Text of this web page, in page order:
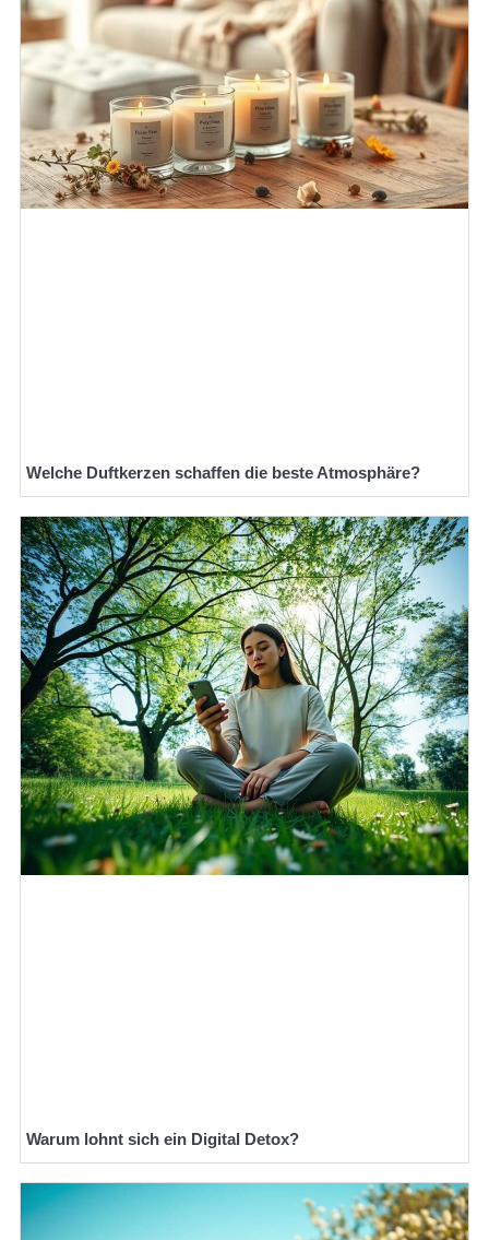
Welche Duftkerzen schaffen die beste Atmosphäre?
Warum lohnt sich ein Digital Detox?